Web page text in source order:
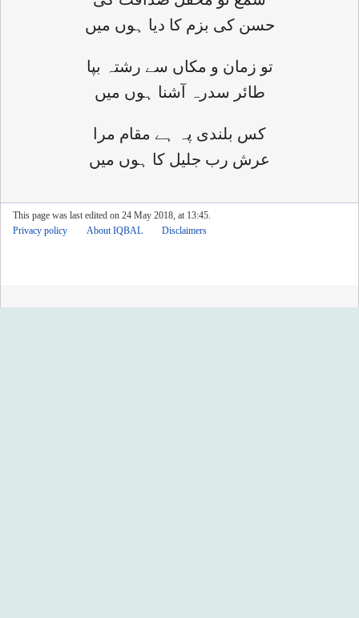
حسن کی بزم کا دیا ہوں میں
تو زمان و مکاں سے رشتہ بپا
طائر سدرہ آشنا ہوں میں
کس بلندی پہ ہے مقام مرا
عرش رب جلیل کا ہوں میں
This page was last edited on 24 May 2018, at 13:45.
Privacy policy
About IQBAL Disclaimers